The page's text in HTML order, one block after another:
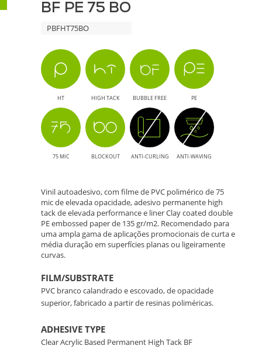
BF PE 75 BO
PBFHT75BO
HT HIGH TACK BUBBLE FREE PE
75 MIC BLOCKOUT ANTI-CURLING ANTI-WAVING
Vinil autoadesivo, com filme de PVC polimérico de 75
mic de elevada opacidade, adesivo permanente high
tack de elevada performance e liner Clay coated double
PE embossed paper de 135 gr/m2. Recomendado para
uma ampla gama de aplicações promocionais de curta e
média duração em superfícies planas ou ligeiramente
curvas.
FILM/SUBSTRATE
PVC branco calandrado e escovado, de opacidade
superior, fabricado a partir de resinas poliméricas.
ADHESIVE TYPE
Clear Acrylic Based Permanent High Tack BF
Solução
para
Impressão
Grande
Formato
Duração